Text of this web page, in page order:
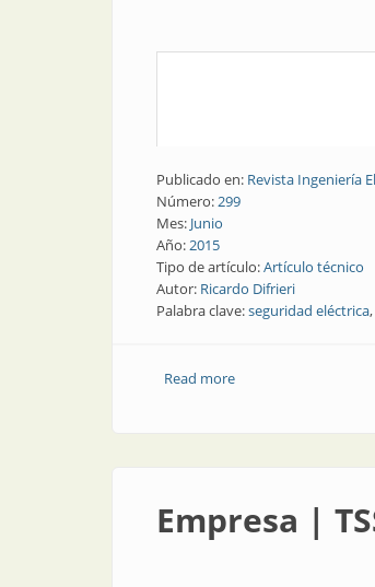
Publicado en: Revista Ingeniería
Número:299
Mes: Junio
Año:2015
Tipo de artículo:Artículo técnico
Autor: Ricardo Difrieri
Palabra clave:seguridad eléctrica
Read moreabout Nota técnica |
Empresa |